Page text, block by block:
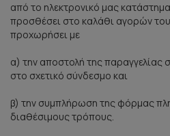
από το ηλεκτρονικό μας
προσθέσει στο καλάθι αγορών του
προχωρήσει με
α) την αποστολή της παραγγελίας
στο σχετικό σύνδεσμο και
β) την συμπλήρωση της φόρμας
διαθέσιμους τρόπους.